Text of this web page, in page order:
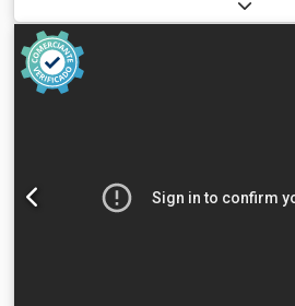
muestra en las imágenes,
inspección Año de fabricación:
identificación del vehículo:
Aezqa E Ejmxer Estado: usado